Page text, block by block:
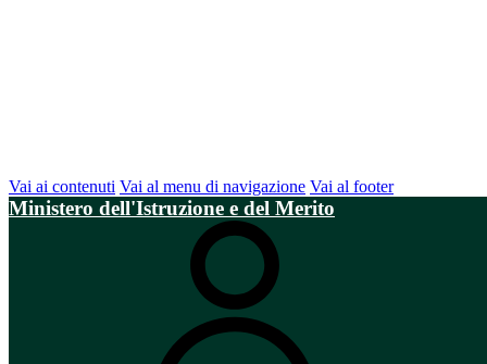
Vai ai contenuti Vai al menu di navigazione Vai al footer
Ministero dell'Istruzione e del Merito